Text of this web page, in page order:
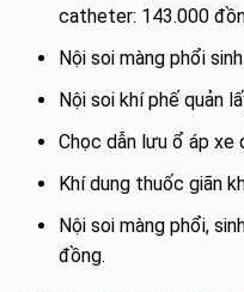
catheter: 143.000
Nội soi màng phổi
Nội soi khí phế quản
Chọc dẫn lưu ổ áp xe
Khí dung thuốc giãn
Nội soi màng phổi,
đồng.